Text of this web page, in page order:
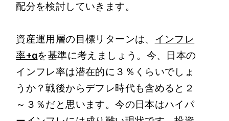
配分を検討していきます。
資産運用層の目標リターンは、 インフレ
率+αを基準に考えましょう。今、日本の
インフレ率は潜在的に３％くらいでしょ
うか？戦後からデフレ時代も含めると２
～３％だと思います。今の日本はハイパ